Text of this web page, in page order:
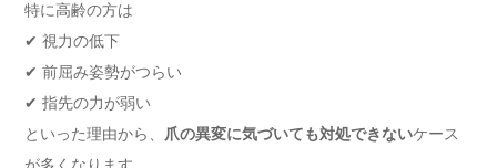
特に高齢の方は
✔ 視力の低下
✔ 前屈み姿勢がつらい
✔ 指先の力が弱い
といった理由から、 爪の異変に気づいても対処できないケース